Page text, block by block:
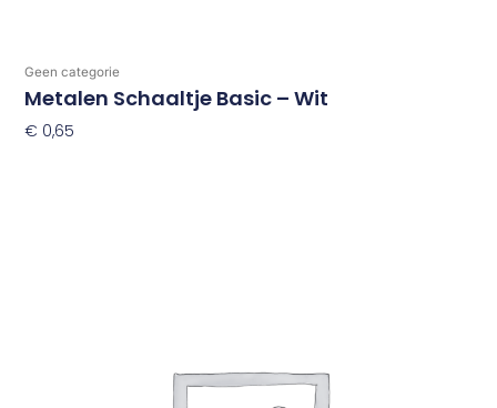
Geen categorie
Metalen Schaaltje Basic – Wit
€ 0,65